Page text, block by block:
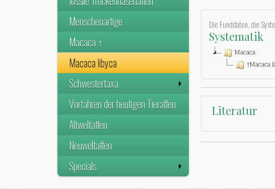
Menschenartige
Macaca ↑
Macaca libyca
Schwestertaxa
Vorfahren der heutigen Tieraffen
Altweltaffen
Neuweltaffen
Specials
Die Funddaten, die
Systematik
Macaca
†Macaca
Literatur